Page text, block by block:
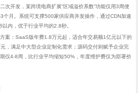
次开发，某跨境电商扩展“区域溢价系数”功能仅用3 周便
个月。系统可支撑500家供应商并发操作，通过CDN加速
以内，优于行业平均的2.8秒。
案： SaaS版年费1.8万元起，适合年交易额1亿元以下的
，满足中大型企业定制化需求；源码交付则赋予企业完
仅4-8 周，比行业平均缩短50%，年度维护费仅为部署价